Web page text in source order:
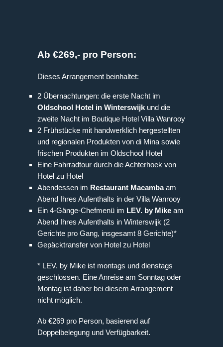
Ab €269,- pro Person:
Dieses Arrangement beinhaltet:
2 Übernachtungen: die erste Nacht im
Oldschool Hotel in Winterswijk und die
zweite Nacht im Boutique Hotel Villa Wanrooy
2 Frühstücke mit handwerklich hergestellten
und regionalen Produkten von di Mina sowie
frischen Produkten im Oldschool Hotel
Eine Fahrradtour durch die Achterhoek von
Hotel zu Hotel
Abendessen im Restaurant Macambaam
Abend Ihres Aufenthalts in der Villa Wanrooy
Ein 4-Gänge-Chefmenü im LEV. by Mike am
Abend Ihres Aufenthalts in Winterswijk (2
Gerichte pro Gang, insgesamt 8 Gerichte)*
Gepäcktransfer von Hotel zu Hotel
* LEV. by Mike ist montags und dienstags
geschlossen. Eine Anreise am Sonntag oder
Montag ist daher bei diesem Arrangement
nicht möglich.
Ab €269 pro Person, basierend auf
Doppelbelegung und Verfügbarkeit.